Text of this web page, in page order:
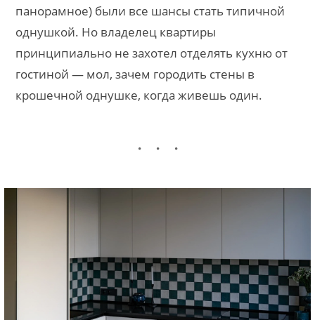
панорамное) были все шансы стать типичной
однушкой. Но владелец квартиры
принципиально не захотел отделять кухню от
гостиной — мол, зачем городить стены в
крошечной однушке, когда живешь один.